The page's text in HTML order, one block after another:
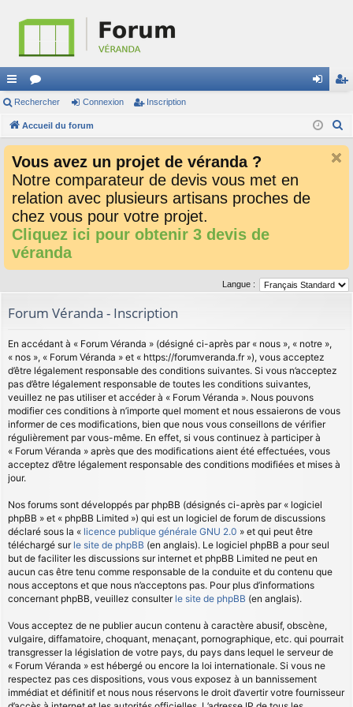
ac
co
ci
or
u
s
ne cri
Rechercher Connexion Inscription
Accueil du forum
r
Vous avez un projet de véranda ?
Notre comparateur de devis vous met en
relation avec plusieurs artisans proches de
chez vous pour votre projet.
Cliquez ici pour obtenir 3 devis de
véranda
Langue :
Forum Véranda - Inscription
En accédant à « Forum Véranda » (désigné ci-après par « nous », « notre »,
« nos », « Forum Véranda » et « https://forumveranda.fr »), vous acceptez
d’être légalement responsable des conditions suivantes. Si vous n’acceptez
pas d’être légalement responsable de toutes les conditions suivantes,
veuillez ne pas utiliser et accéder à « Forum Véranda ». Nous pouvons
modifier ces conditions à n’importe quel moment et nous essaierons de vous
informer de ces modifications, bien que nous vous conseillons de vérifier
régulièrement par vous-même. En effet, si vous continuez à participer à
« Forum Véranda » après que des modifications aient été effectuées, vous
acceptez d’être légalement responsable des conditions modifiées et mises à
jour.
Nos forums sont développés par phpBB (désignés ci-après par « logiciel
phpBB » et « phpBB Limited ») qui est un logiciel de forum de discussions
déclaré sous la « licence publique générale GNU 2.0 » et qui peut être
téléchargé sur le site de phpBB (en anglais). Le logiciel phpBB a pour seul
but de faciliter les discussions sur internet et phpBB Limited ne peut en
aucun cas être tenu comme responsable de la conduite et du contenu que
nous acceptons et que nous n’acceptons pas. Pour plus d’informations
concernant phpBB, veuillez consulter le site de phpBB (en anglais).
Vous acceptez de ne publier aucun contenu à caractère abusif, obscène,
vulgaire, diffamatoire, choquant, menaçant, pornographique, etc. qui pourrait
transgresser la législation de votre pays, du pays dans lequel le serveur de
« Forum Véranda » est hébergé ou encore la loi internationale. Si vous ne
respectez pas ces dispositions, vous vous exposez à un bannissement
immédiat et définitif et nous nous réservons le droit d’avertir votre fournisseur